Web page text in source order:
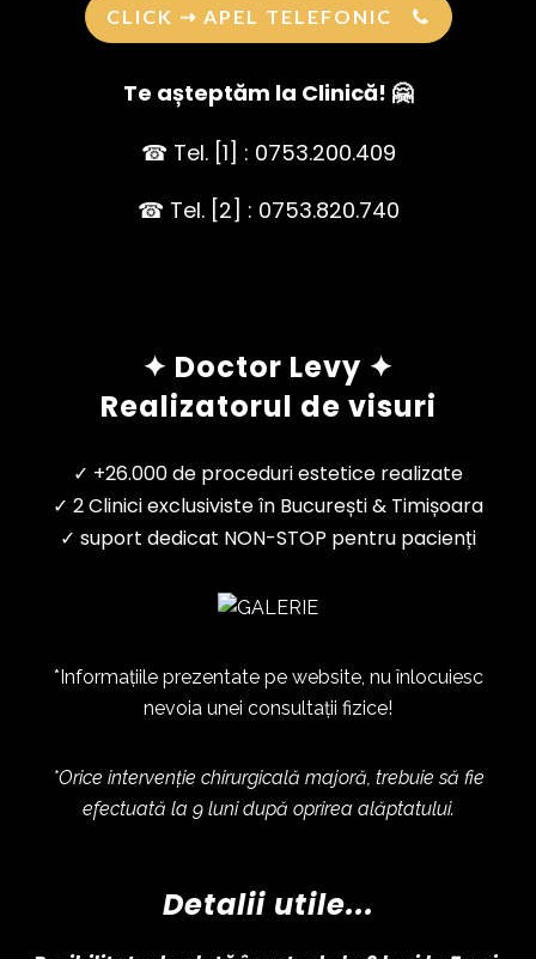
CLICK ⇢ APEL TELEFONIC
Te așteptăm la Clinică! 🤗
☎ Tel. [1] : 0753.200.409
☎ Tel. [2] : 0753.820.740
✦ Doctor Levy ✦
Realizatorul de visuri
✓ +26.000 de proceduri estetice realizate
✓ 2 Clinici exclusiviste în București & Timișoara
✓ suport dedicat NON-STOP pentru pacienți
*Informațiile prezentate pe website, nu înlocuiesc
nevoia unei consultații fizice!
*Orice intervenție chirurgicală majoră, trebuie să fie
efectuată la 9 luni după oprirea alăptatului.
Detalii utile...